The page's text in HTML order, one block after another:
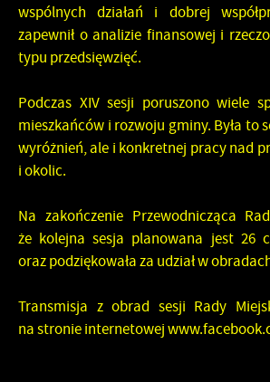
wspólnych działań i dobrej
zapewnił o analizie finansowej i
typu przedsięwzięć.
Podczas XIV sesji poruszono wiele
mieszkańców i rozwoju gminy. Była to
wyróżnień, ale i konkretnej pracy nad
i okolic.
Na zakończenie Przewodnicząca
że kolejna sesja planowana jest 26
oraz podziękowała za udział w
Transmisja z obrad sesji Rady
na stronie internetowej